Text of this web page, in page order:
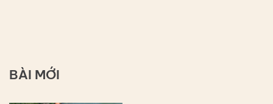
BÀI MỚI